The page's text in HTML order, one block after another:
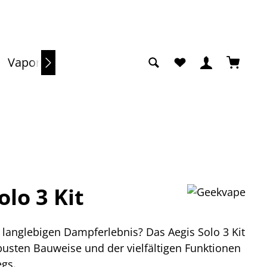
Vaporizer Du hast 0 Produkte
3 Kit
Dampferlebnis? Das Aegis Solo 3 Kit
Bauweise und der vielfältigen Funktionen